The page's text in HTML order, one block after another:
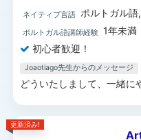
ネイティブ言語 ポルトガル語
ポルトガル語講師経験 1年未満
初心者歓迎！
Joaotiago先生からのメッセージ
どういたしまして、一緒に
更新済み!